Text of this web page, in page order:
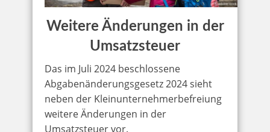
Weitere Änderungen in der
Umsatzsteuer
Das im Juli 2024 beschlossene
Abgabenänderungsgesetz 2024 sieht
neben der Kleinunternehmerbefreiung
weitere Änderungen in der
Umsatzsteuer vor.